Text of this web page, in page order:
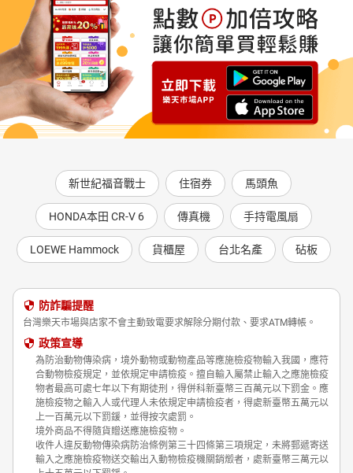
新世紀福音戰士 住宿券 馬頭魚
HONDA本田 CR-V 6 傳真機 手持電風扇
LOEWE Hammock 貨櫃屋 台北名產 砧板
防詐騙提醒
台灣樂天市場與店家不會主動致電要求解除分期付款、要求ATM轉帳。
政策宣導
為防治動物傳染病，境外動物或動物產品等應施檢疫物輸入我國，應符
合動物檢疫規定，並依規定申請檢疫。擅自輸入屬禁止輸入之應施檢疫
物者最高可處七年以下有期徒刑，得併科新臺幣三百萬元以下罰金。應
施檢疫物之輸入人或代理人未依規定申請檢疫者，得處新臺幣五萬元以
上一百萬元以下罰鍰，並得按次處罰。
境外商品不得隨貨贈送應施檢疫物。
收件人違反動物傳染病防治條例第三十四條第三項規定，未將郵遞寄送
輸入之應施檢疫物送交輸出入動物檢疫機關銷燬者，處新臺幣三萬元以